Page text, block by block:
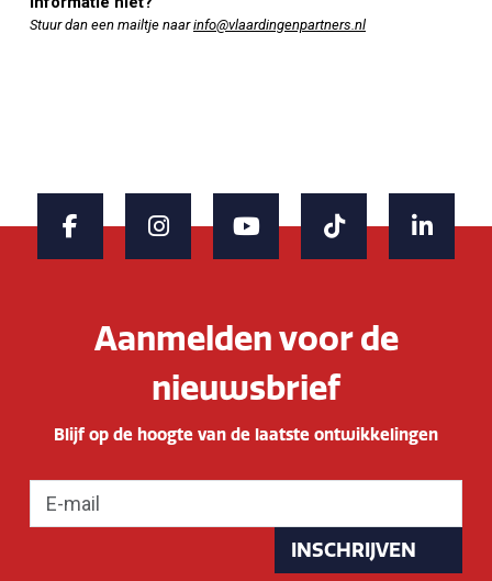
Stuur dan een mailtje naarinfo@vlaardingenpartners.nl
Aanmelden voor de
nieuwsbrief
Blijf op de hoogte van de laatste ontwikkelingen
INSCHRIJVEN